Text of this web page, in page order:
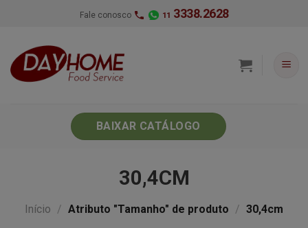
Fale conosco 11 3338.2628
BAIXAR CATÁLOGO
30,4CM
Início / Atributo "Tamanho" de produto / 30,4cm